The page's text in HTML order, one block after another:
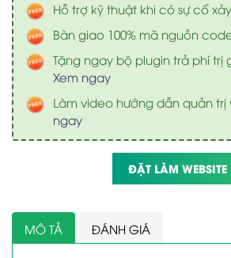
Hỗ trợ kỹ thuật khi có sự cố
Bàn giao 100% mã nguồn
Tặng ngay bộ plugin trả phí trị
Xem ngay
Làm video hướng dẫn quản trị
ngay
ĐẶT LÀM WEBSITE
MÔ TẢ ĐÁNH GIÁ